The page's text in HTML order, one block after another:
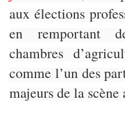
aux élections
en remportant
chambres
comme l’un des
majeurs de la